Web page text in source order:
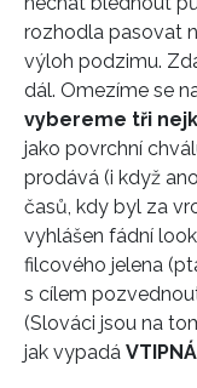
rozhodla pasovat
výloh podzimu.
dál. Omezíme se
vybereme tři
jako povrchní
prodává (i když
časů, kdy byl za
vyhlášen fádní look
filcového jelena
s cílem
(Slováci jsou na
jak vypadá